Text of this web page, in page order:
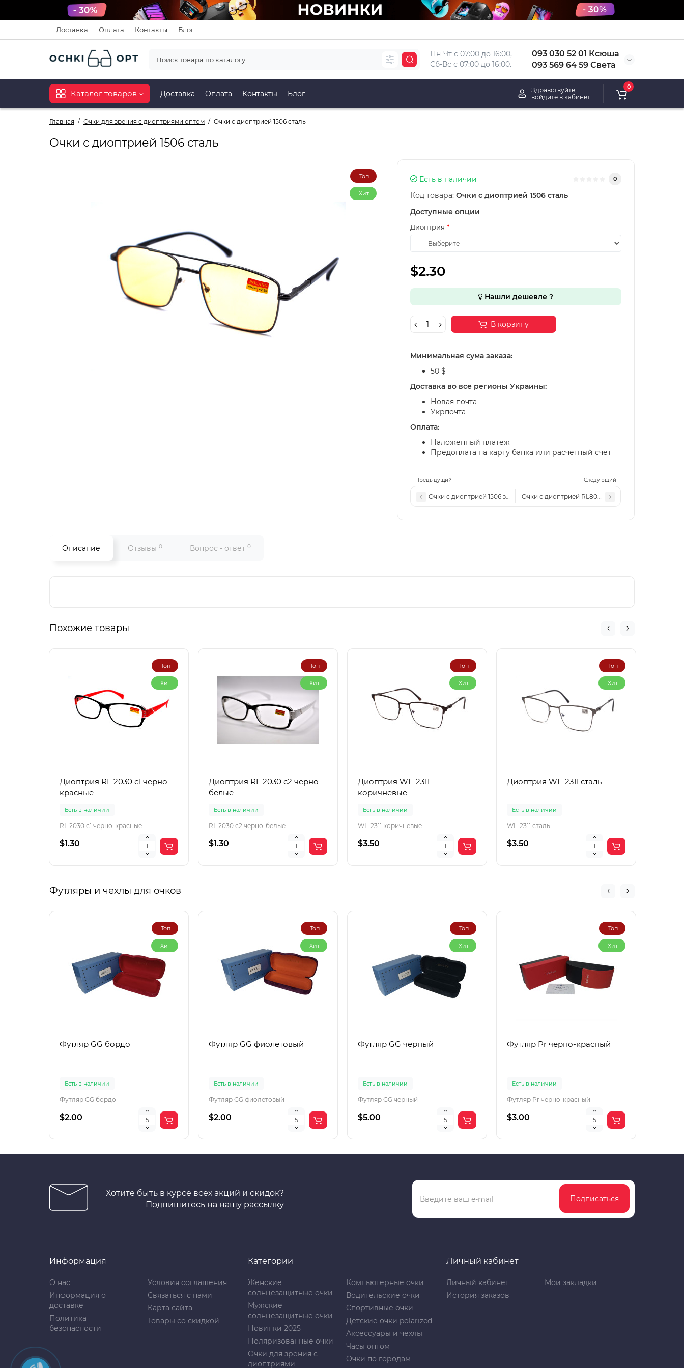
Доставка Оплата Контакты Блог
Пн-Чт с 07:00 до 16:00,
Сб-Вс с 07:00 до 16:00.
093 030 52 01 Ксюша
093 569 64 59 Света
Каталог товаров Доставка Оплата Контакты Блог
Здравствуйте,
войдите в кабинет
0
Главная Очки для зрения с диоптриями оптом Очки с диоптрией 1506 сталь
Очки с диоптрией 1506 сталь
Топ
Хит
Предыдущий Следующий
Очки с диоптрией 1506 золотоОчки с диоптрией RL8030 c2
Есть в наличии 0
Код товара: Очки с диоптрией 1506 сталь
Доступные опции
Диоптрия
$2.30
Нашли дешевле ?
В корзину
Минимальная сума заказа:
50 $
Доставка во все регионы Украины:
Новая почта
Укрпочта
Оплата:
Наложенный платеж
Предоплата на карту банка или расчетный счет
Описание Отзывы 0 Вопрос - ответ 0
Похожие товары
Топ
Хит
Диоптрия RL 2030 с1 черно-
красные
Есть в наличии
RL 2030 с1 черно-красные
$1.30
Топ
Хит
Диоптрия RL 2030 с2 черно-
белые
Есть в наличии
RL 2030 с2 черно-белые
$1.30
Топ
Хит
Диоптрия WL-2311
коричневые
Есть в наличии
WL-2311 коричневые
$3.50
Топ
Хит
Диоптрия WL-2311 сталь
Есть в наличии
WL-2311 сталь
$3.50
Футляры и чехлы для очков
Топ
Хит
Футляр GG бордо
Есть в наличии
Футляр GG бордо
$2.00
Топ
Хит
Футляр GG фиолетовый
Есть в наличии
Футляр GG фиолетовый
$2.00
Топ
Хит
Футляр GG черный
Есть в наличии
Футляр GG черный
$5.00
Топ
Хит
Футляр Pr черно-красный
Есть в наличии
Футляр Pr черно-красный
$3.00
Хотите быть в курсе всех акций и скидок?
Подпишитесь на нашу рассылку
Подписаться
Информация
О нас
Информация о
доставке
Политика
безопасности
Условия соглашения
Связаться с нами
Карта сайта
Товары со скидкой
Категории
Женские
солнцезащитные очки
Мужские
солнцезащитные очки
Новинки 2025
Поляризованные очки
Очки для зрения с
диоптриями
Компьютерные очки
Водительские очки
Спортивные очки
Детские очки polarized
Аксессуары и чехлы
Часы оптом
Очки по городам
Личный кабинет
Личный кабинет
История заказов
Мои закладки